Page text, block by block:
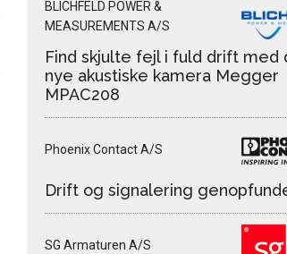
BLICHFELD POWER &
MEASUREMENTS A/S
Find skjulte fejl i fuld drift med
nye akustiske kamera Megger
MPAC208
Phoenix Contact A/S
Drift og signalering
SG Armaturen A/S